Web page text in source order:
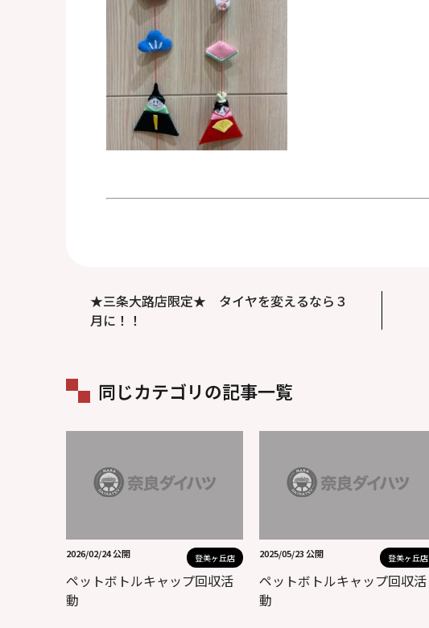
★三条大路店限定★ タイヤを変えるなら３
月に！！
同じカテゴリの記事一覧
2026/02/24 公開 登美ヶ丘店
ペットボトルキャップ回収活
動
2025/05/23 公開 登美ヶ丘店
ペットボトルキャップ回収活
動